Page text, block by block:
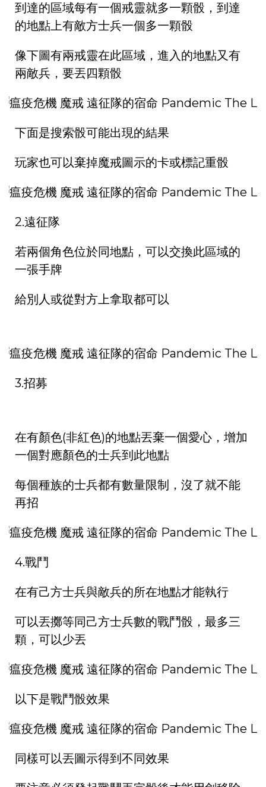
到達的區域每有一個戒靈就多一顆骰，到達
的地點上有敵方士兵一個多一顆骰
像下圖有兩戒靈在此區域，進入的地點又有
兩敵兵，要丟四顆骰
下面是搜索骰可能出現的結果
玩家也可以棄掉魔戒圖示的卡或標記重骰
2.遠征隊
若兩個角色位於同地點，可以交換此區域的
一張手牌
給別人或從對方上拿取都可以
3.招募
在有顏色(非紅色)的地點丟棄一個愛心，增加
一個對應顏色的士兵到此地點
每個種族的士兵都有數量限制，沒了就不能
再招
4.戰鬥
在有己方士兵與敵兵的所在地點才能執行
可以丟擲等同己方士兵數的戰鬥骰，最多三
顆，可以少丟
以下是戰鬥骰效果
同樣可以丟圖示得到不同效果